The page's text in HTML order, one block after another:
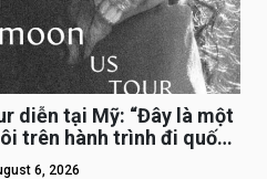
diễn tại Mỹ: “Đây là một
trên hành trình đi quốc
6, 2026